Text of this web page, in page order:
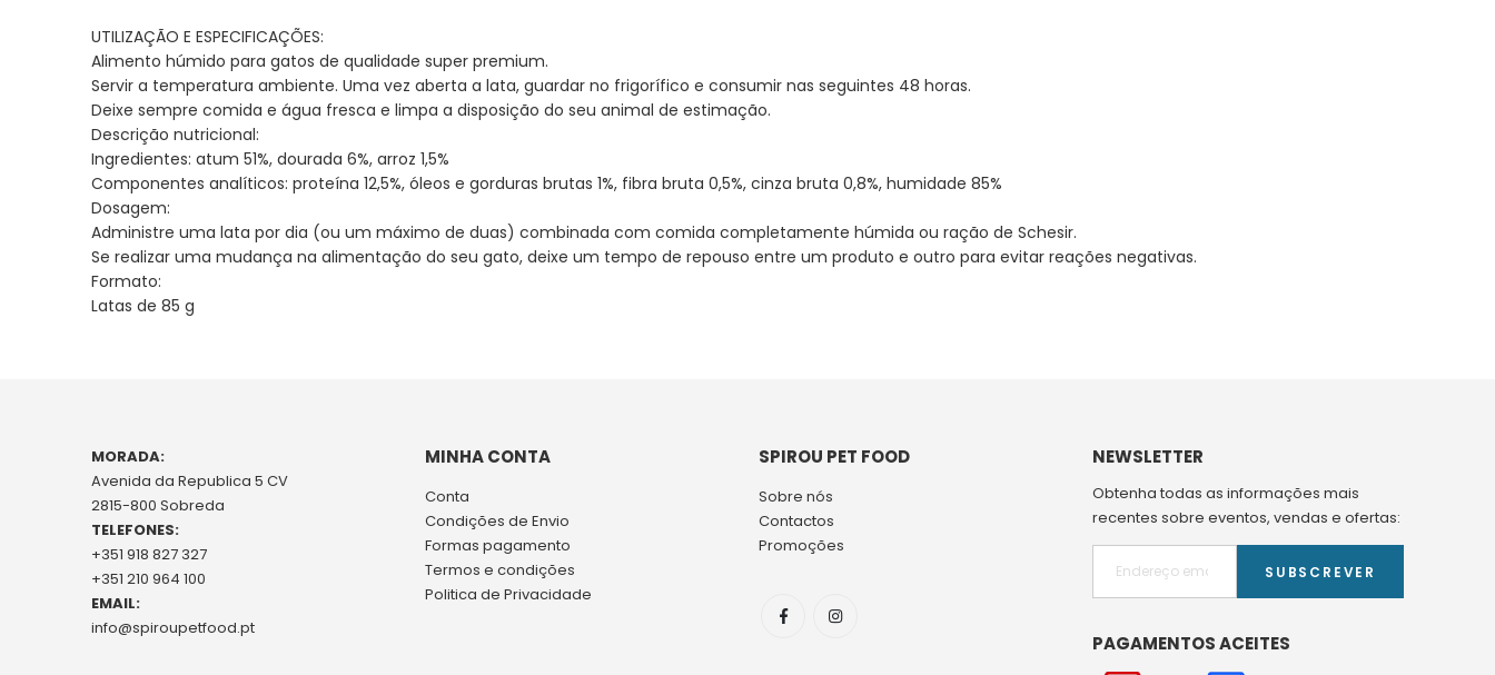
UTILIZAÇÃO E ESPECIFICAÇÕES:
Alimento húmido para gatos de qualidade super premium.
Servir a temperatura ambiente. Uma vez aberta a lata, guardar no frigorífico e consumir nas seguintes 48 horas.
Deixe sempre comida e água fresca e limpa a disposição do seu animal de estimação.
Descrição nutricional:
Ingredientes: atum 51%, dourada 6%, arroz 1,5%
Componentes analíticos: proteína 12,5%, óleos e gorduras brutas 1%, fibra bruta 0,5%, cinza bruta 0,8%, humidade 85%
Dosagem:
Administre uma lata por dia (ou um máximo de duas) combinada com comida completamente húmida ou ração de Schesir.
Se realizar uma mudança na alimentação do seu gato, deixe um tempo de repouso entre um produto e outro para evitar reações negativas.
Formato:
Latas de 85 g
MORADA:
Avenida da Republica 5 CV
2815-800 Sobreda
TELEFONES:
+351 918 827 327
+351 210 964 100
EMAIL:
info@spiroupetfood.pt
MINHA CONTA
Conta
Condições de Envio
Formas pagamento
Termos e condições
Politica de Privacidade
SPIROU PET FOOD
Sobre nós
Contactos
Promoções
NEWSLETTER
Obtenha todas as informações mais
recentes sobre eventos, vendas e ofertas:
SUBSCREVER
PAGAMENTOS ACEITES